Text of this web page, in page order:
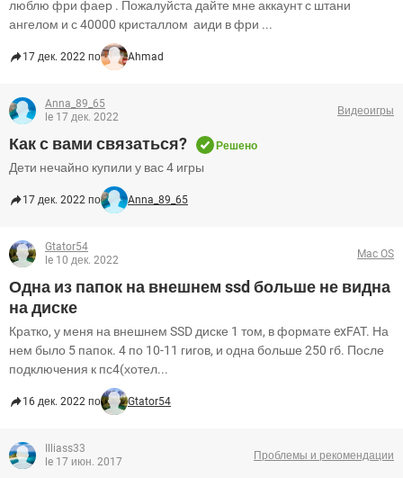
люблю фри фаер . Пожалуйста дайте мне аккаунт с штани
ангелом и с 40000 кристаллом аиди в фри ...
17 дек. 2022 по Ahmad
Anna_89_65
le 17 дек. 2022
Видеоигры
Как с вами связаться? Решено
Дети нечайно купили у вас 4 игры
17 дек. 2022 по Anna_89_65
Gtator54
le 10 дек. 2022
Mac OS
Одна из папок на внешнем ssd больше не видна
на диске
Кратко, у меня на внешнем SSD диске 1 том, в формате exFAT. На
нем было 5 папок. 4 по 10-11 гигов, и одна больше 250 гб. После
подключения к пс4(хотел...
16 дек. 2022 по Gtator54
Illiass33
le 17 июн. 2017
Проблемы и рекомендации